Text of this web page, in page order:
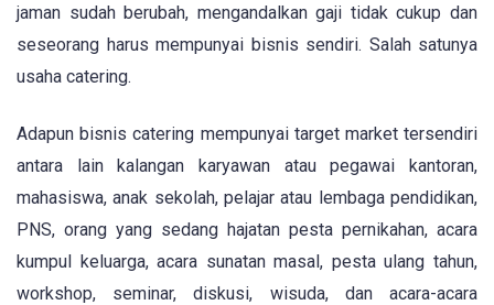
jaman sudah berubah, mengandalkan gaji tidak cukup dan
seseorang harus mempunyai bisnis sendiri. Salah satunya
usaha catering.
Adapun bisnis catering mempunyai target market tersendiri
antara lain kalangan karyawan atau pegawai kantoran,
mahasiswa, anak sekolah, pelajar atau lembaga pendidikan,
PNS, orang yang sedang hajatan pesta pernikahan, acara
kumpul keluarga, acara sunatan masal, pesta ulang tahun,
workshop, seminar, diskusi, wisuda, dan acara-acara